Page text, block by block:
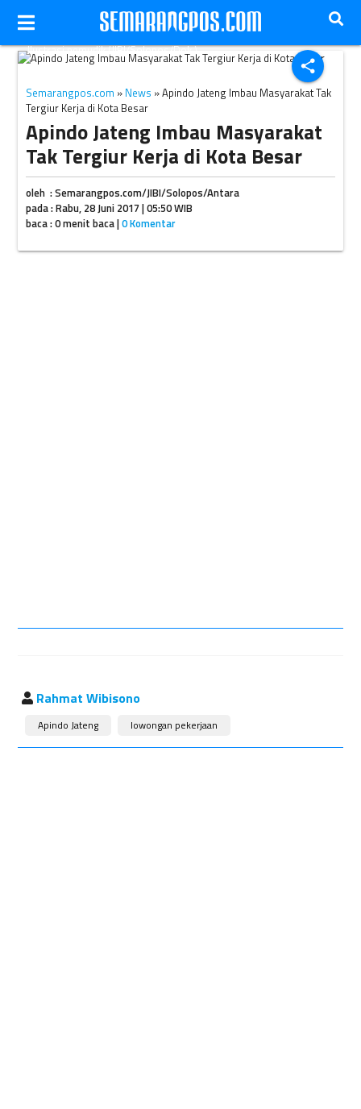
share
Ilustrasi pemudik (JIBI/Solopos/Dok.)
Semarangpos.com » News » Apindo Jateng Imbau Masyarakat Tak
Tergiur Kerja di Kota Besar
Apindo Jateng Imbau Masyarakat
Tak Tergiur Kerja di Kota Besar
oleh : Semarangpos.com/JIBI/Solopos/Antara
pada : Rabu, 28 Juni 2017 | 05:50 WIB
baca : 0 menit baca |0 Komentar
Rahmat Wibisono
Apindo Jateng lowongan pekerjaan